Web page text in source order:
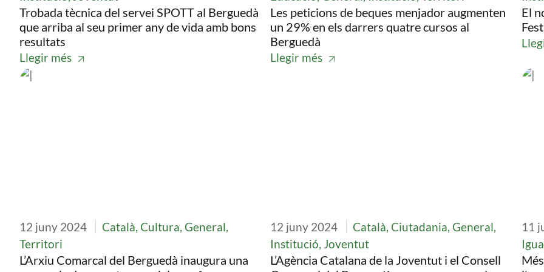
Trobada tècnica del servei SPOTT al Berguedà
que arriba al seu primer any de vida amb bons
resultats
Llegir més
Les peticions de beques menjador augmenten
un 29% en els darrers quatre cursos al
Berguedà
Llegir més
El
Imatge
12 juny 2024
Català, Cultura, General,
Territori
L’Arxiu Comarcal del Berguedà inaugura una
12 juny 2024
Català, Ciutadania, General,
Institució, Joventut
L’Agència Catalana de la Joventut i el Consell
11